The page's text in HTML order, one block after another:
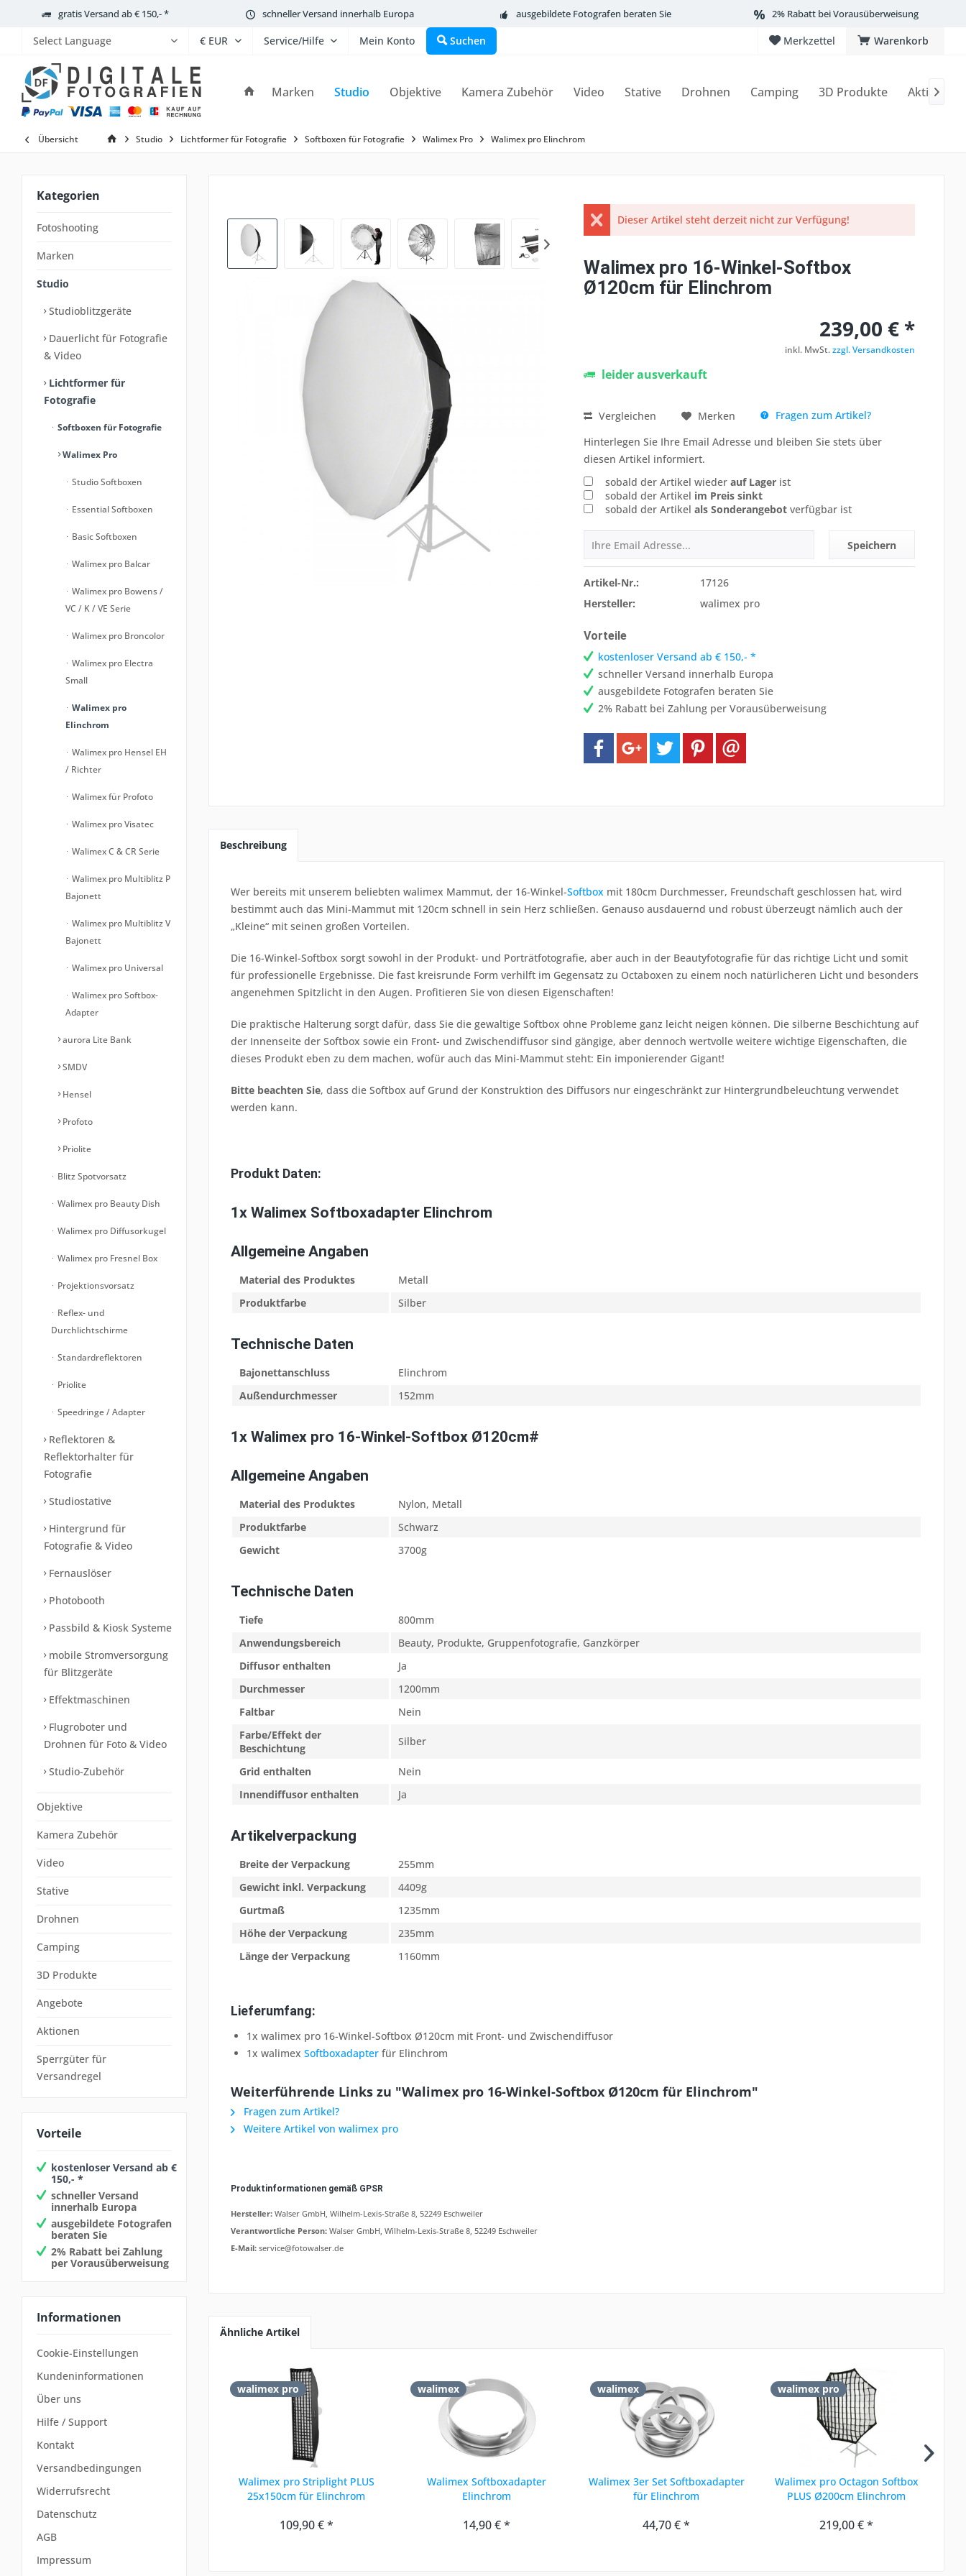
gratis Versand ab € 150,- * schneller Versand innerhalb Europa ausgebildete Fotografen beraten Sie 2% Rabatt bei Vorausüberweisung
Powered by
Warenkorb
Merkzettel
Service/Hilfe Mein Konto Suchen
Marken Studio Objektive Kamera Zubehör Video Stative Drohnen Camping 3D Produkte Aktionen

Übersicht Studio Lichtformer für Fotografie Softboxen für Fotografie Walimex Pro Walimex pro Elinchrom
Kategorien
Fotoshooting
Marken
Studio
Studioblitzgeräte
Dauerlicht für Fotografie
& Video
Lichtformer für
Fotografie
Softboxen für Fotografie
Walimex Pro
Studio Softboxen
Essential Softboxen
Basic Softboxen
Walimex pro Balcar
Walimex pro Bowens /
VC / K / VE Serie
Walimex pro Broncolor
Walimex pro Electra
Small
Walimex pro
Elinchrom
Walimex pro Hensel EH
/ Richter
Walimex für Profoto
Walimex pro Visatec
Walimex C & CR Serie
Walimex pro Multiblitz P
Bajonett
Walimex pro Multiblitz V
Bajonett
Walimex pro Universal
Walimex pro Softbox-
Adapter
aurora Lite Bank
SMDV
Hensel
Profoto
Priolite
Blitz Spotvorsatz
Walimex pro Beauty Dish
Walimex pro Diffusorkugel
Walimex pro Fresnel Box
Projektionsvorsatz
Reflex- und
Durchlichtschirme
Standardreflektoren
Priolite
Speedringe / Adapter
Reflektoren &
Reflektorhalter für
Fotografie
Studiostative
Hintergrund für
Fotografie & Video
Fernauslöser
Photobooth
Passbild & Kiosk Systeme
mobile Stromversorgung
für Blitzgeräte
Effektmaschinen
Flugroboter und
Drohnen für Foto & Video
Studio-Zubehör
Objektive
Kamera Zubehör
Video
Stative
Drohnen
Camping
3D Produkte
Angebote
Aktionen
Sperrgüter für
Versandregel
Vorteile
kostenloser Versand ab €
150,- *
schneller Versand
innerhalb Europa
ausgebildete Fotografen
beraten Sie
2% Rabatt bei Zahlung
per Vorausüberweisung
Informationen
Cookie-Einstellungen
Kundeninformationen
Über uns
Hilfe / Support
Kontakt
Versandbedingungen
Widerrufsrecht
Datenschutz
AGB
Impressum
Dieser Artikel steht derzeit nicht zur Verfügung!
Walimex pro 16-Winkel-Softbox
Ø120cm für Elinchrom
239,00 € *
inkl. MwSt.zzgl. Versandkosten
leider ausverkauft
Vergleichen Merken
Fragen zum Artikel?
Hinterlegen Sie Ihre Email Adresse und bleiben Sie stets über
diesen Artikel informiert.
sobald der Artikel wieder auf Lagerist
sobald der Artikel im Preis sinkt
sobald der Artikel als Sonderangebotverfügbar ist
Speichern
Artikel-Nr.:
17126
Hersteller:
walimex pro
Vorteile
kostenloser Versand ab € 150,- *
schneller Versand innerhalb Europa
ausgebildete Fotografen beraten Sie
2% Rabatt bei Zahlung per Vorausüberweisung
Beschreibung
Wer bereits mit unserem beliebten walimex Mammut, der 16-Winkel-Softbox mit 180cm Durchmesser, Freundschaft geschlossen hat, wird
bestimmt auch das Mini-Mammut mit 120cm schnell in sein Herz schließen. Genauso ausdauernd und robust überzeugt nämlich auch der
„Kleine“ mit seinen großen Vorteilen.
Die 16-Winkel-Softbox sorgt sowohl in der Produkt- und Porträtfotografie, aber auch in der Beautyfotografie für das richtige Licht und somit
für professionelle Ergebnisse. Die fast kreisrunde Form verhilft im Gegensatz zu Octaboxen zu einem noch natürlicheren Licht und besonders
angenehmen Spitzlicht in den Augen. Profitieren Sie von diesen Eigenschaften!
Die praktische Halterung sorgt dafür, dass Sie die gewaltige Softbox ohne Probleme ganz leicht neigen können. Die silberne Beschichtung auf
der Innenseite der Softbox sowie ein Front- und Zwischendiffusor sind gängige, aber dennoch wertvolle weitere wichtige Eigenschaften, die
dieses Produkt eben zu dem machen, wofür auch das Mini-Mammut steht: Ein imponierender Gigant!
Bitte beachten Sie, dass die Softbox auf Grund der Konstruktion des Diffusors nur eingeschränkt zur Hintergrundbeleuchtung verwendet
werden kann.
Produkt Daten:
1x Walimex Softboxadapter Elinchrom
Allgemeine Angaben
Material des Produktes
Metall
Produktfarbe
Silber
Technische Daten
Bajonettanschluss
Elinchrom
Außendurchmesser
152mm
1x Walimex pro 16-Winkel-Softbox Ø120cm#
Allgemeine Angaben
Material des Produktes
Nylon, Metall
Produktfarbe
Schwarz
Gewicht
3700g
Technische Daten
Tiefe
800mm
Anwendungsbereich
Beauty, Produkte, Gruppenfotografie, Ganzkörper
Diffusor enthalten
Ja
Durchmesser
1200mm
Faltbar
Nein
Farbe/Effekt der
Beschichtung
Silber
Grid enthalten
Nein
Innendiffusor enthalten
Ja
Artikelverpackung
Breite der Verpackung
255mm
Gewicht inkl. Verpackung
4409g
Gurtmaß
1235mm
Höhe der Verpackung
235mm
Länge der Verpackung
1160mm
Lieferumfang:
1x walimex pro 16-Winkel-Softbox Ø120cm mit Front- und Zwischendiffusor
1x walimex Softboxadapter für Elinchrom
Weiterführende Links zu "Walimex pro 16-Winkel-Softbox Ø120cm für Elinchrom"
Fragen zum Artikel?
Weitere Artikel von walimex pro
Produktinformationen gemäß GPSR
Hersteller: Walser GmbH, Wilhelm-Lexis-Straße 8, 52249 Eschweiler
Verantwortliche Person: Walser GmbH, Wilhelm-Lexis-Straße 8, 52249 Eschweiler
E-Mail: service@fotowalser.de
Ähnliche Artikel
walimex pro
Walimex pro Striplight PLUS
25x150cm für Elinchrom
109,90 € *
walimex
Walimex Softboxadapter
Elinchrom
14,90 € *
walimex
Walimex 3er Set Softboxadapter
für Elinchrom
44,70 € *
walimex pro
Walimex pro Octagon Softbox
PLUS Ø200cm Elinchrom
219,00 € *